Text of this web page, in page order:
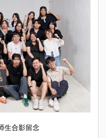
生合影留念